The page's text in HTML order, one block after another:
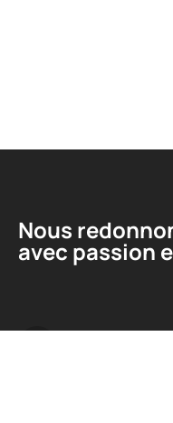
Nous
avec passion